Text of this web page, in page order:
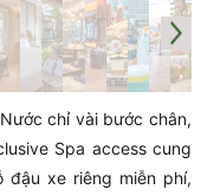
chỉ vài bước chân,
Spa access cung
đậu xe riêng miễn phí,